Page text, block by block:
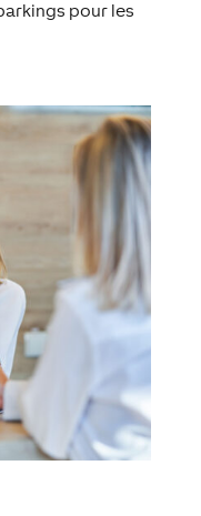
pour les